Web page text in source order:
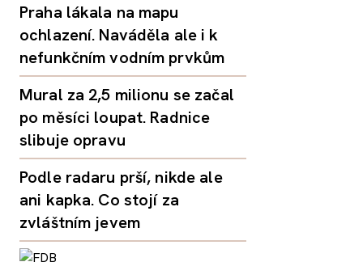
Praha lákala na mapu
ochlazení. Naváděla ale i k
nefunkčním vodním prvkům
Mural za 2,5 milionu se začal
po měsíci loupat. Radnice
slibuje opravu
Podle radaru prší, nikde ale
ani kapka. Co stojí za
zvláštním jevem